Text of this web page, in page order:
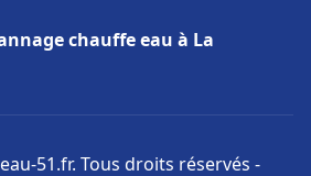
chauffe eau à La
51.fr. Tous droits réservés -